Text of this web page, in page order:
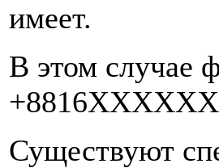
имеет.
В этом случае
Существуют